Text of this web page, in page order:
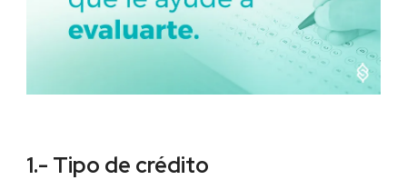
1.- Tipo de crédito